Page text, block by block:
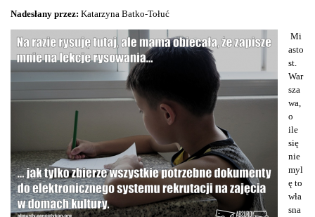
Nadesłany przez: Katarzyna Batko-Tołuć
Mi
asto
st.
War
sza
wa,
o
ile
się
nie
myl
ę to
wła
sna